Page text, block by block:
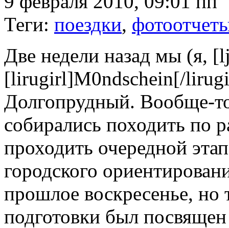
Теги: поездки,
Две недели назад мы (я,
[lirugirl]M0ndschein[/
Долгопрудный. Вообще-
собирались походить по
проходить очередной
городского
прошлое воскресенье,
подготовки был